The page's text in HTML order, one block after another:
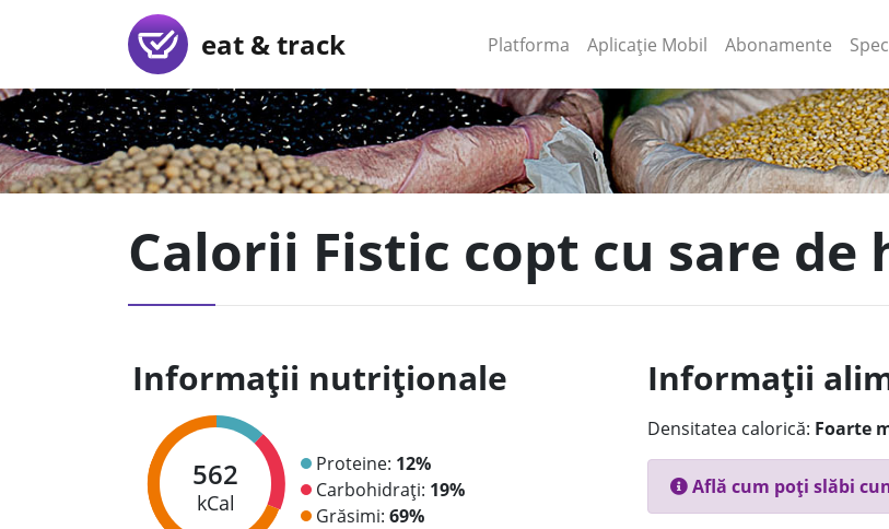
eat & track Platforma (current)
Aplicație Mobil (current)
Abonamente
Calorii Fistic copt cu sare de
Informații nutriționale
562
kCal
Proteine: 12%
Carbohidrați: 19%
Grăsimi: 69%
Informații
Densitatea calorică: Foarte
Află cum poți slăbi